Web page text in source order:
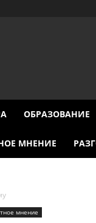
ОБРАЗОВАНИЕ
МНЕНИЕ
мнение